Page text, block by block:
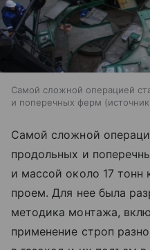
Самой сложной операцией
и поперечных ферм
Самой сложной
продольных и
и массой около 17 тонн
проем. Для нее была
методика монтажа,
применение строп